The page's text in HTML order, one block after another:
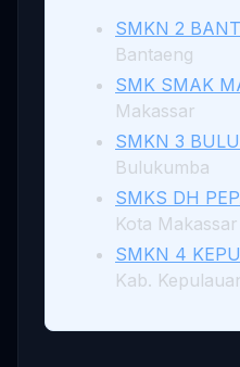
SMKN 2
Bantaeng
SMK SMAK
Makassar
SMKN 3
Bulukumba
SMKS DH
Kota Makassar
SMKN 4
Kab.